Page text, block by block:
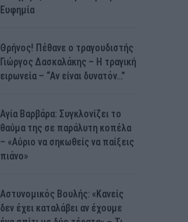
Ευφημία
Θρήνος! Πέθανε ο τραγουδιστής
Γιώργος Δασκαλάκης – Η τραγική
ειρωνεία – “Αν είναι δυνατόν…”
Αγία Βαρβάρα: Συγκλονίζει το
θαύμα της σε παράλυτη κοπέλα
– «Αύριο να σηκωθείς να παίξεις
πιάνο»
Αστυνομικός Bουλής: «Κανείς
δεν έχει καταλάβει αν έχουμε